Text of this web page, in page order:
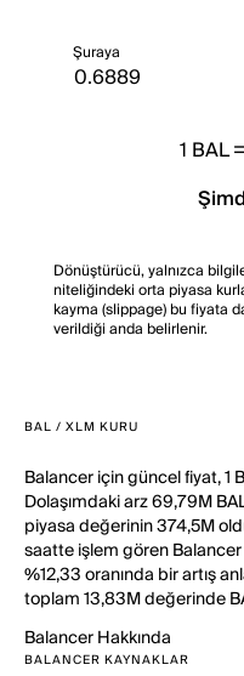
Şuraya
1 BAL=
Dönüştürücü, yalnızca
niteliğindeki orta piyasa
kayma (slippage) bu fiyata
verildiği anda belirlenir.
BAL / XLM KURU
Balancer için güncel fiyat, 1
Dolaşımdaki arz 69,79M
piyasa değerinin 374,5M
saatte işlem gören Balancer
%12,33 oranında bir artış
toplam 13,83M değerinde
BalancerHakkında
BALANCER KAYNAKLAR